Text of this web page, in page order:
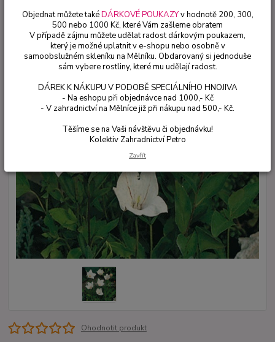
Ohodnotit produkt
Objednat můžete takéDÁRKOVÉ POUKAZYv hodnotě 200, 300,
500 nebo 1000 Kč, které Vám zašleme obratem
V případě zájmu můžete udělat radost dárkovým poukazem,
který je možné uplatnit v e-shopu nebo osobně v
samoobslužném skleníku na Mělníku. Obdarovaný si jednoduše
sám vybere rostliny, které mu udělají radost.
DÁREK K NÁKUPU V PODOBĚ SPECIÁLNÍHO HNOJIVA
- Na eshopu při objednávce nad 1000,- Kč
- V zahradnictví na Mělníce již při nákupu nad 500,- Kč.
Těšíme se na Vaši návštěvu či objednávku!
Kolektiv Zahradnictví Petro
Zavřít